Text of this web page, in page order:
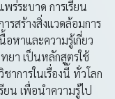
ร่ระบาด การเรียน
รสร้างสิ่งแวดล้อมการ
อหาและความรู้เกี่ยว
ทยา เป็นหลักสูตรใช้
าการในเรื่องนี้ ทั่วโลก
ยน เพื่อนำความรู้ไป